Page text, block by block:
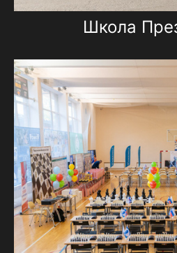
Школа